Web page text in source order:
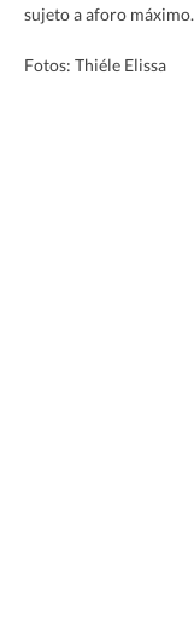
sujeto a aforo máximo.
Fotos: Thiéle Elissa